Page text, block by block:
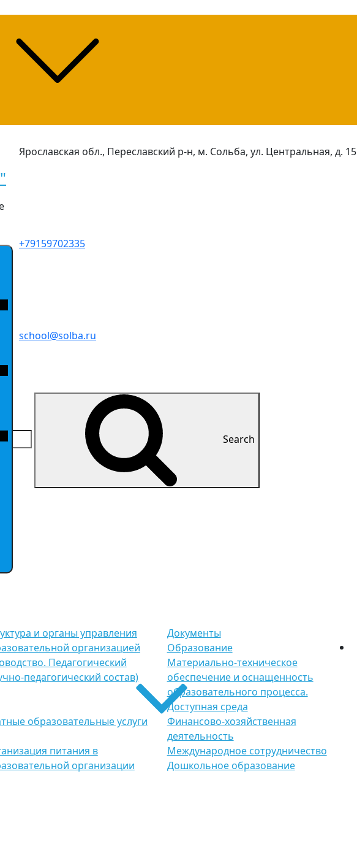
Ярославская обл., Переславский р-н, м. Сольба, ул. Центральная, д. 15
+79159702335
school@solba.ru
Search
и органы управления
организацией
Документы
Образование
Педагогический
педагогический состав)
Материально-техническое
обеспечение и оснащенность
образовательного процесса.
Доступная среда
образовательные услуги
Финансово-хозяйственная
деятельность
питания в
организации
Международное сотрудничество
Дошкольное образование